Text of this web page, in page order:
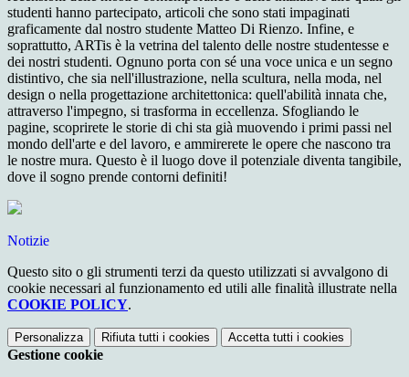
studenti hanno partecipato, articoli che sono stati impaginati
graficamente dal nostro studente Matteo Di Rienzo. Infine, e
soprattutto, ARTis è la vetrina del talento delle nostre studentesse e
dei nostri studenti. Ognuno porta con sé una voce unica e un segno
distintivo, che sia nell'illustrazione, nella scultura, nella moda, nel
design o nella progettazione architettonica: quell'abilità innata che,
attraverso l'impegno, si trasforma in eccellenza. Sfogliando le
pagine, scoprirete le storie di chi sta già muovendo i primi passi nel
mondo dell'arte e del lavoro, e ammirerete le opere che nascono tra
le nostre mura. Questo è il luogo dove il potenziale diventa tangibile,
dove il sogno prende contorni definiti!
Notizie
Questo sito o gli strumenti terzi da questo utilizzati si avvalgono di
cookie necessari al funzionamento ed utili alle finalità illustrate nella
COOKIE POLICY.
Personalizza Rifiuta tutti i cookies Accetta tutti i cookies
Gestione cookie